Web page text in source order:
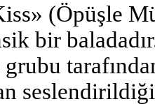
(Öpüşle
bir